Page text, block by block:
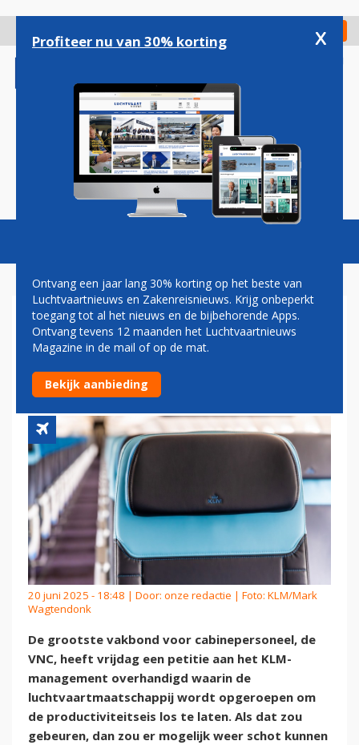
gaan
Check in
Magazine Podcasts Vacatures
VNC OVERHANDIGT PETITIE
AAN KLM: 'REK BIJ
CABINEPERSONEEL IS ERUIT'
20 juni 2025 - 18:48 | Door: onze redactie | Foto: KLM/Mark
Wagtendonk
De grootste vakbond voor cabinepersoneel, de
VNC, heeft vrijdag een petitie aan het KLM-
management overhandigd waarin de
luchtvaartmaatschappij wordt opgeroepen om
de productiviteitseis los te laten. Als dat zou
gebeuren, dan zou er mogelijk weer schot kunnen
Profiteer nu van 30% korting x
Ontvang een jaar lang 30% korting op het beste van
Luchtvaartnieuws en Zakenreisnieuws. Krijg onbeperkt
toegang tot al het nieuws en de bijbehorende Apps.
Ontvang tevens 12 maanden het Luchtvaartnieuws
Magazine in de mail of op de mat.
Bekijk aanbieding